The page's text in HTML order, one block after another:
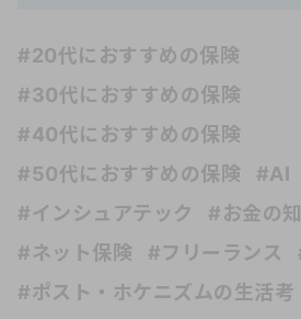
#20代におすすめの保険
#30代におすすめの保険
#40代におすすめの保険
#50代におすすめの保険
#AI
#インシュアテック
#お金の
#ネット保険
#フリーランス
#ポスト・ホケニズムの生活考